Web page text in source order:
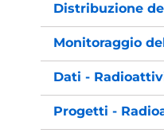
Distribuzione
Monitoraggio
Dati -
Progetti -